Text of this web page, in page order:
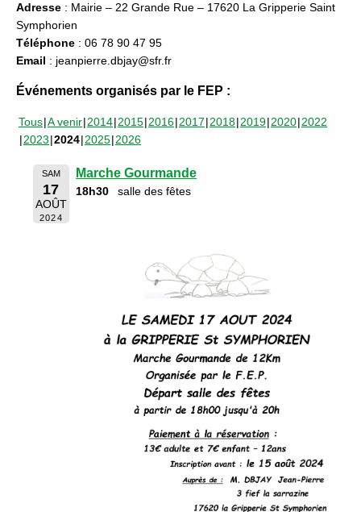
Adresse : Mairie – 22 Grande Rue – 17620 La Gripperie Saint
Symphorien
Téléphone : 06 78 90 47 95
Email : jeanpierre.dbjay@sfr.fr
Événements organisés par le FEP :
Tous A venir 2014 2015 2016 2017 2018 2019 2020 2022
2023 2024 2025 2026
SAM
17
AOÛT
2024
Marche Gourmande
18h30 salle des fêtes